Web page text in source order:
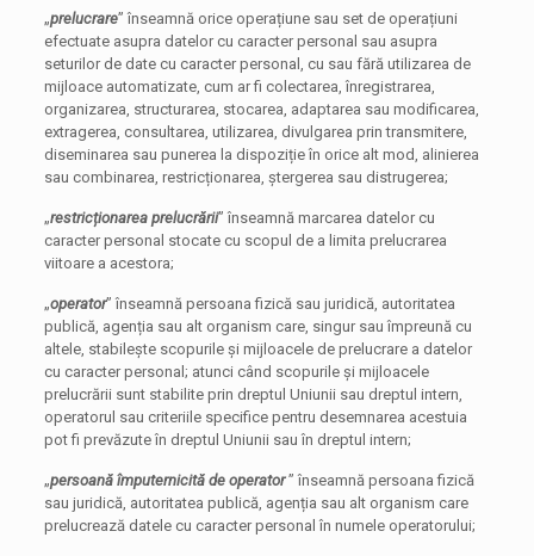
„prelucrare” înseamnă orice operațiune sau set de operațiuni
efectuate asupra datelor cu caracter personal sau asupra
seturilor de date cu caracter personal, cu sau fără utilizarea de
mijloace automatizate, cum ar fi colectarea, înregistrarea,
organizarea, structurarea, stocarea, adaptarea sau modificarea,
extragerea, consultarea, utilizarea, divulgarea prin transmitere,
diseminarea sau punerea la dispoziție în orice alt mod, alinierea
sau combinarea, restricționarea, ștergerea sau distrugerea;
„restricționarea prelucrării” înseamnă marcarea datelor cu
caracter personal stocate cu scopul de a limita prelucrarea
viitoare a acestora;
„operator” înseamnă persoana fizică sau juridică, autoritatea
publică, agenția sau alt organism care, singur sau împreună cu
altele, stabilește scopurile și mijloacele de prelucrare a datelor
cu caracter personal; atunci când scopurile și mijloacele
prelucrării sunt stabilite prin dreptul Uniunii sau dreptul intern,
operatorul sau criteriile specifice pentru desemnarea acestuia
pot fi prevăzute în dreptul Uniunii sau în dreptul intern;
„persoană împuternicită de operator” înseamnă persoana fizică
sau juridică, autoritatea publică, agenția sau alt organism care
prelucrează datele cu caracter personal în numele operatorului;